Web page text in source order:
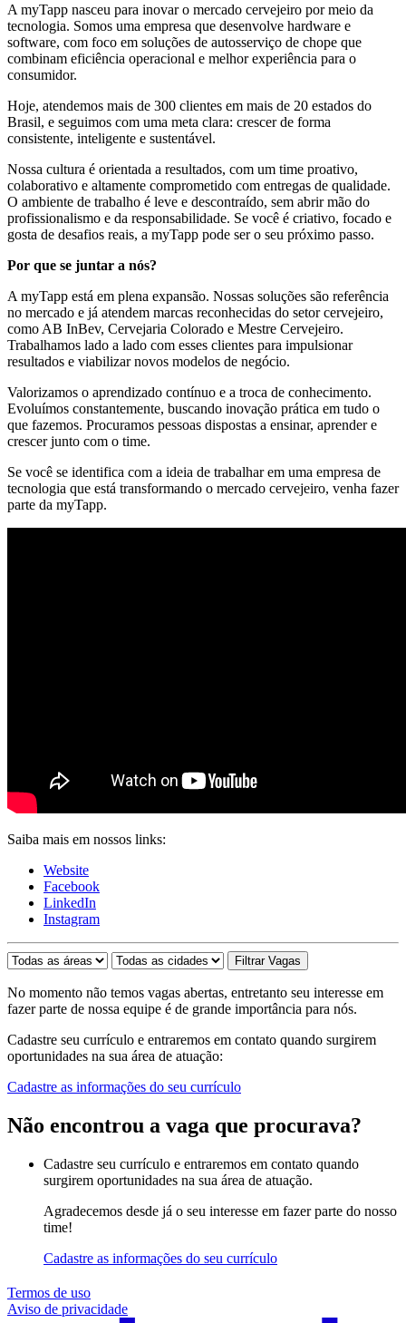
A myTapp nasceu para inovar o mercado cervejeiro por meio da
tecnologia. Somos uma empresa que desenvolve hardware e
software, com foco em soluções de autosserviço de chope que
combinam eficiência operacional e melhor experiência para o
consumidor.
Hoje, atendemos mais de 300 clientes em mais de 20 estados do
Brasil, e seguimos com uma meta clara: crescer de forma
consistente, inteligente e sustentável.
Nossa cultura é orientada a resultados, com um time proativo,
colaborativo e altamente comprometido com entregas de qualidade.
O ambiente de trabalho é leve e descontraído, sem abrir mão do
profissionalismo e da responsabilidade. Se você é criativo, focado e
gosta de desafios reais, a myTapp pode ser o seu próximo passo.
Por que se juntar a nós?
A myTapp está em plena expansão. Nossas soluções são referência
no mercado e já atendem marcas reconhecidas do setor cervejeiro,
como AB InBev, Cervejaria Colorado e Mestre Cervejeiro.
Trabalhamos lado a lado com esses clientes para impulsionar
resultados e viabilizar novos modelos de negócio.
Valorizamos o aprendizado contínuo e a troca de conhecimento.
Evoluímos constantemente, buscando inovação prática em tudo o
que fazemos. Procuramos pessoas dispostas a ensinar, aprender e
crescer junto com o time.
Se você se identifica com a ideia de trabalhar em uma empresa de
tecnologia que está transformando o mercado cervejeiro, venha fazer
parte da myTapp.
Saiba mais em nossos links:
Website
Facebook
LinkedIn
Instagram
No momento não temos vagas abertas, entretanto seu interesse em
fazer parte de nossa equipe é de grande importância para nós.
Cadastre seu currículo e entraremos em contato quando surgirem
oportunidades na sua área de atuação:
Cadastre as informações do seu currículo
Não encontrou a vaga que procurava?
Cadastre seu currículo e entraremos em contato quando
surgirem oportunidades na sua área de atuação.
Agradecemos desde já o seu interesse em fazer parte do nosso
time!
Cadastre as informações do seu currículo
Termos de uso
Aviso de privacidade